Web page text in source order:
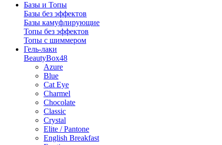
Базы и Топы
Базы без эффектов
Базы камуфлирующие
Топы без эффектов
Топы с шиммером
Гель-лаки
BeautyBox48
Azure
Blue
Cat Eye
Charmel
Chocolate
Classic
Crystal
Elite / Pantone
English Breakfast